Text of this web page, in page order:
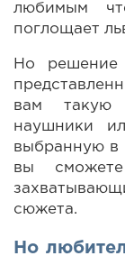
любимым
поглощает
Но решение
вам такую
наушники
выбранную в
вы сможете
сюжета.
Но